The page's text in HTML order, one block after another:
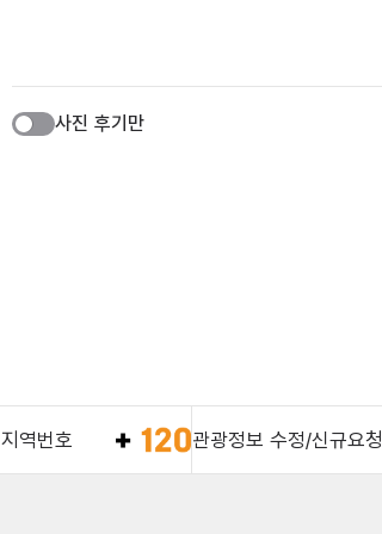
사진 후기만
지역번호 관광정보 수정/신규요청